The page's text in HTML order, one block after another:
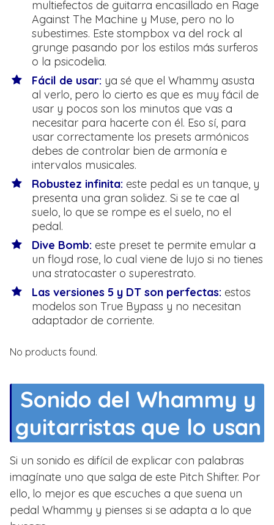
multiefectos de guitarra encasillado en Rage
Against The Machine y Muse, pero no lo
subestimes. Este stompbox va del rock al
grunge pasando por los estilos más surferos
o la psicodelia.
Fácil de usar: ya sé que el Whammy asusta
al verlo, pero lo cierto es que es muy fácil de
usar y pocos son los minutos que vas a
necesitar para hacerte con él. Eso sí, para
usar correctamente los presets armónicos
debes de controlar bien de armonía e
intervalos musicales.
Robustez infinita: este pedal es un tanque, y
presenta una gran solidez. Si se te cae al
suelo, lo que se rompe es el suelo, no el
pedal.
Dive Bomb: este preset te permite emular a
un floyd rose, lo cual viene de lujo si no tienes
una stratocaster o superestrato.
Las versiones 5 y DT son perfectas: estos
modelos son True Bypass y no necesitan
adaptador de corriente.
No products found.
Sonido del Whammy y
guitarristas que lo usan
Si un sonido es difícil de explicar con palabras
imagínate uno que salga de este Pitch Shifter. Por
ello, lo mejor es que escuches a que suena un
pedal Whammy y pienses si se adapta a lo que